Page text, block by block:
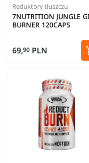
Reduktory tłuszczu
7NUTRITION JUNGLE
BURNER 120CAPS
69,90 PLN